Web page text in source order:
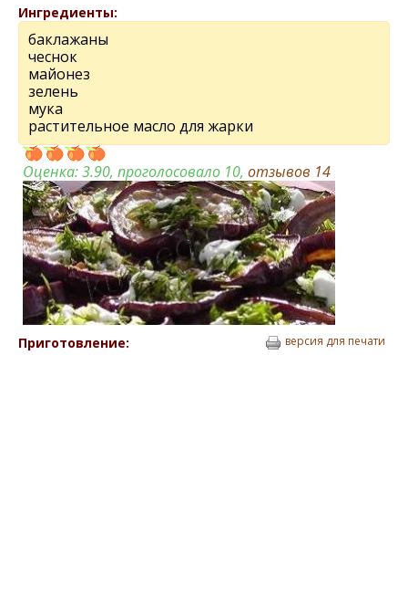
Ингредиенты:
баклажаны
чеснок
майонез
зелень
мука
растительное масло для жарки
Оценка:3.90, проголосовало 10, отзывов 14
Приготовление: версия для печати